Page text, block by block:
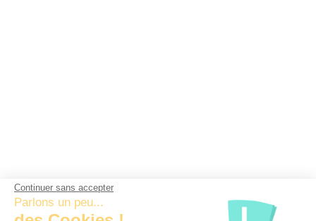
Continuer sans accepter
Parlons un peu...